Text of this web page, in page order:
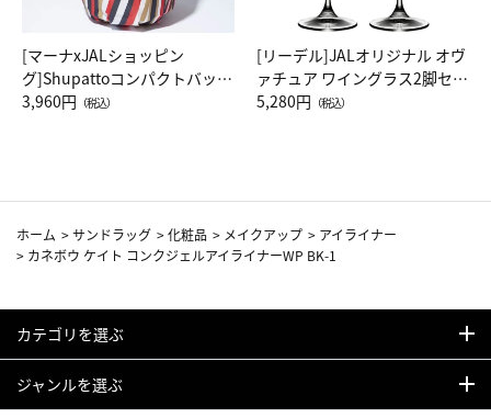
[マーナxJALショッピン
グ]Shupattoコンパクトバッグ
Drop JAL客室乗務員（LC）ス
3,960円 （税込）
[リーデル]JALオリジナル オヴ
ァチュア ワイングラス2脚セッ
ト（レッドワイン）
5,280円 （税込）
ホーム >サンドラッグ >化粧品 > メイクアップ > アイライナー
> カネボウ ケイト コンクジェルアイライナーWP BK-1
カテゴリを選ぶ
ジャンルを選ぶ